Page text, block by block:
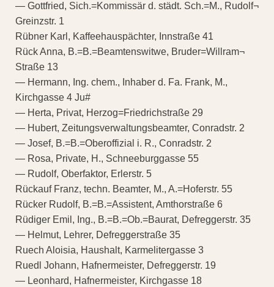
— Gottfried, Sich.=Kommissär d. städt. Sch.=M., Rudolf¬
Greinzstr. 1
Rübner Karl, Kaffeehauspächter, Innstraße 41
Rück Anna, B.=B.=Beamtenswitwe, Bruder=Willram¬
Straße 13
— Hermann, Ing. chem., Inhaber d. Fa. Frank, M.,
Kirchgasse 4 Ju#
— Herta, Privat, Herzog=Friedrichstraße 29
— Hubert, Zeitungsverwaltungsbeamter, Conradstr. 2
— Josef, B.=B.=Oberoffizial i. R., Conradstr. 2
— Rosa, Private, H., Schneeburggasse 55
— Rudolf, Oberfaktor, Erlerstr. 5
Rückauf Franz, techn. Beamter, M., A.=Hoferstr. 55
Rücker Rudolf, B.=B.=Assistent, Amthorstraße 6
Rüdiger Emil, Ing., B.=B.=Ob.=Baurat, Defreggerstr. 35
— Helmut, Lehrer, Defreggerstraße 35
Ruech Aloisia, Haushalt, Karmelitergasse 3
Ruedl Johann, Hafnermeister, Defreggerstr. 19
— Leonhard, Hafnermeister, Kirchgasse 18